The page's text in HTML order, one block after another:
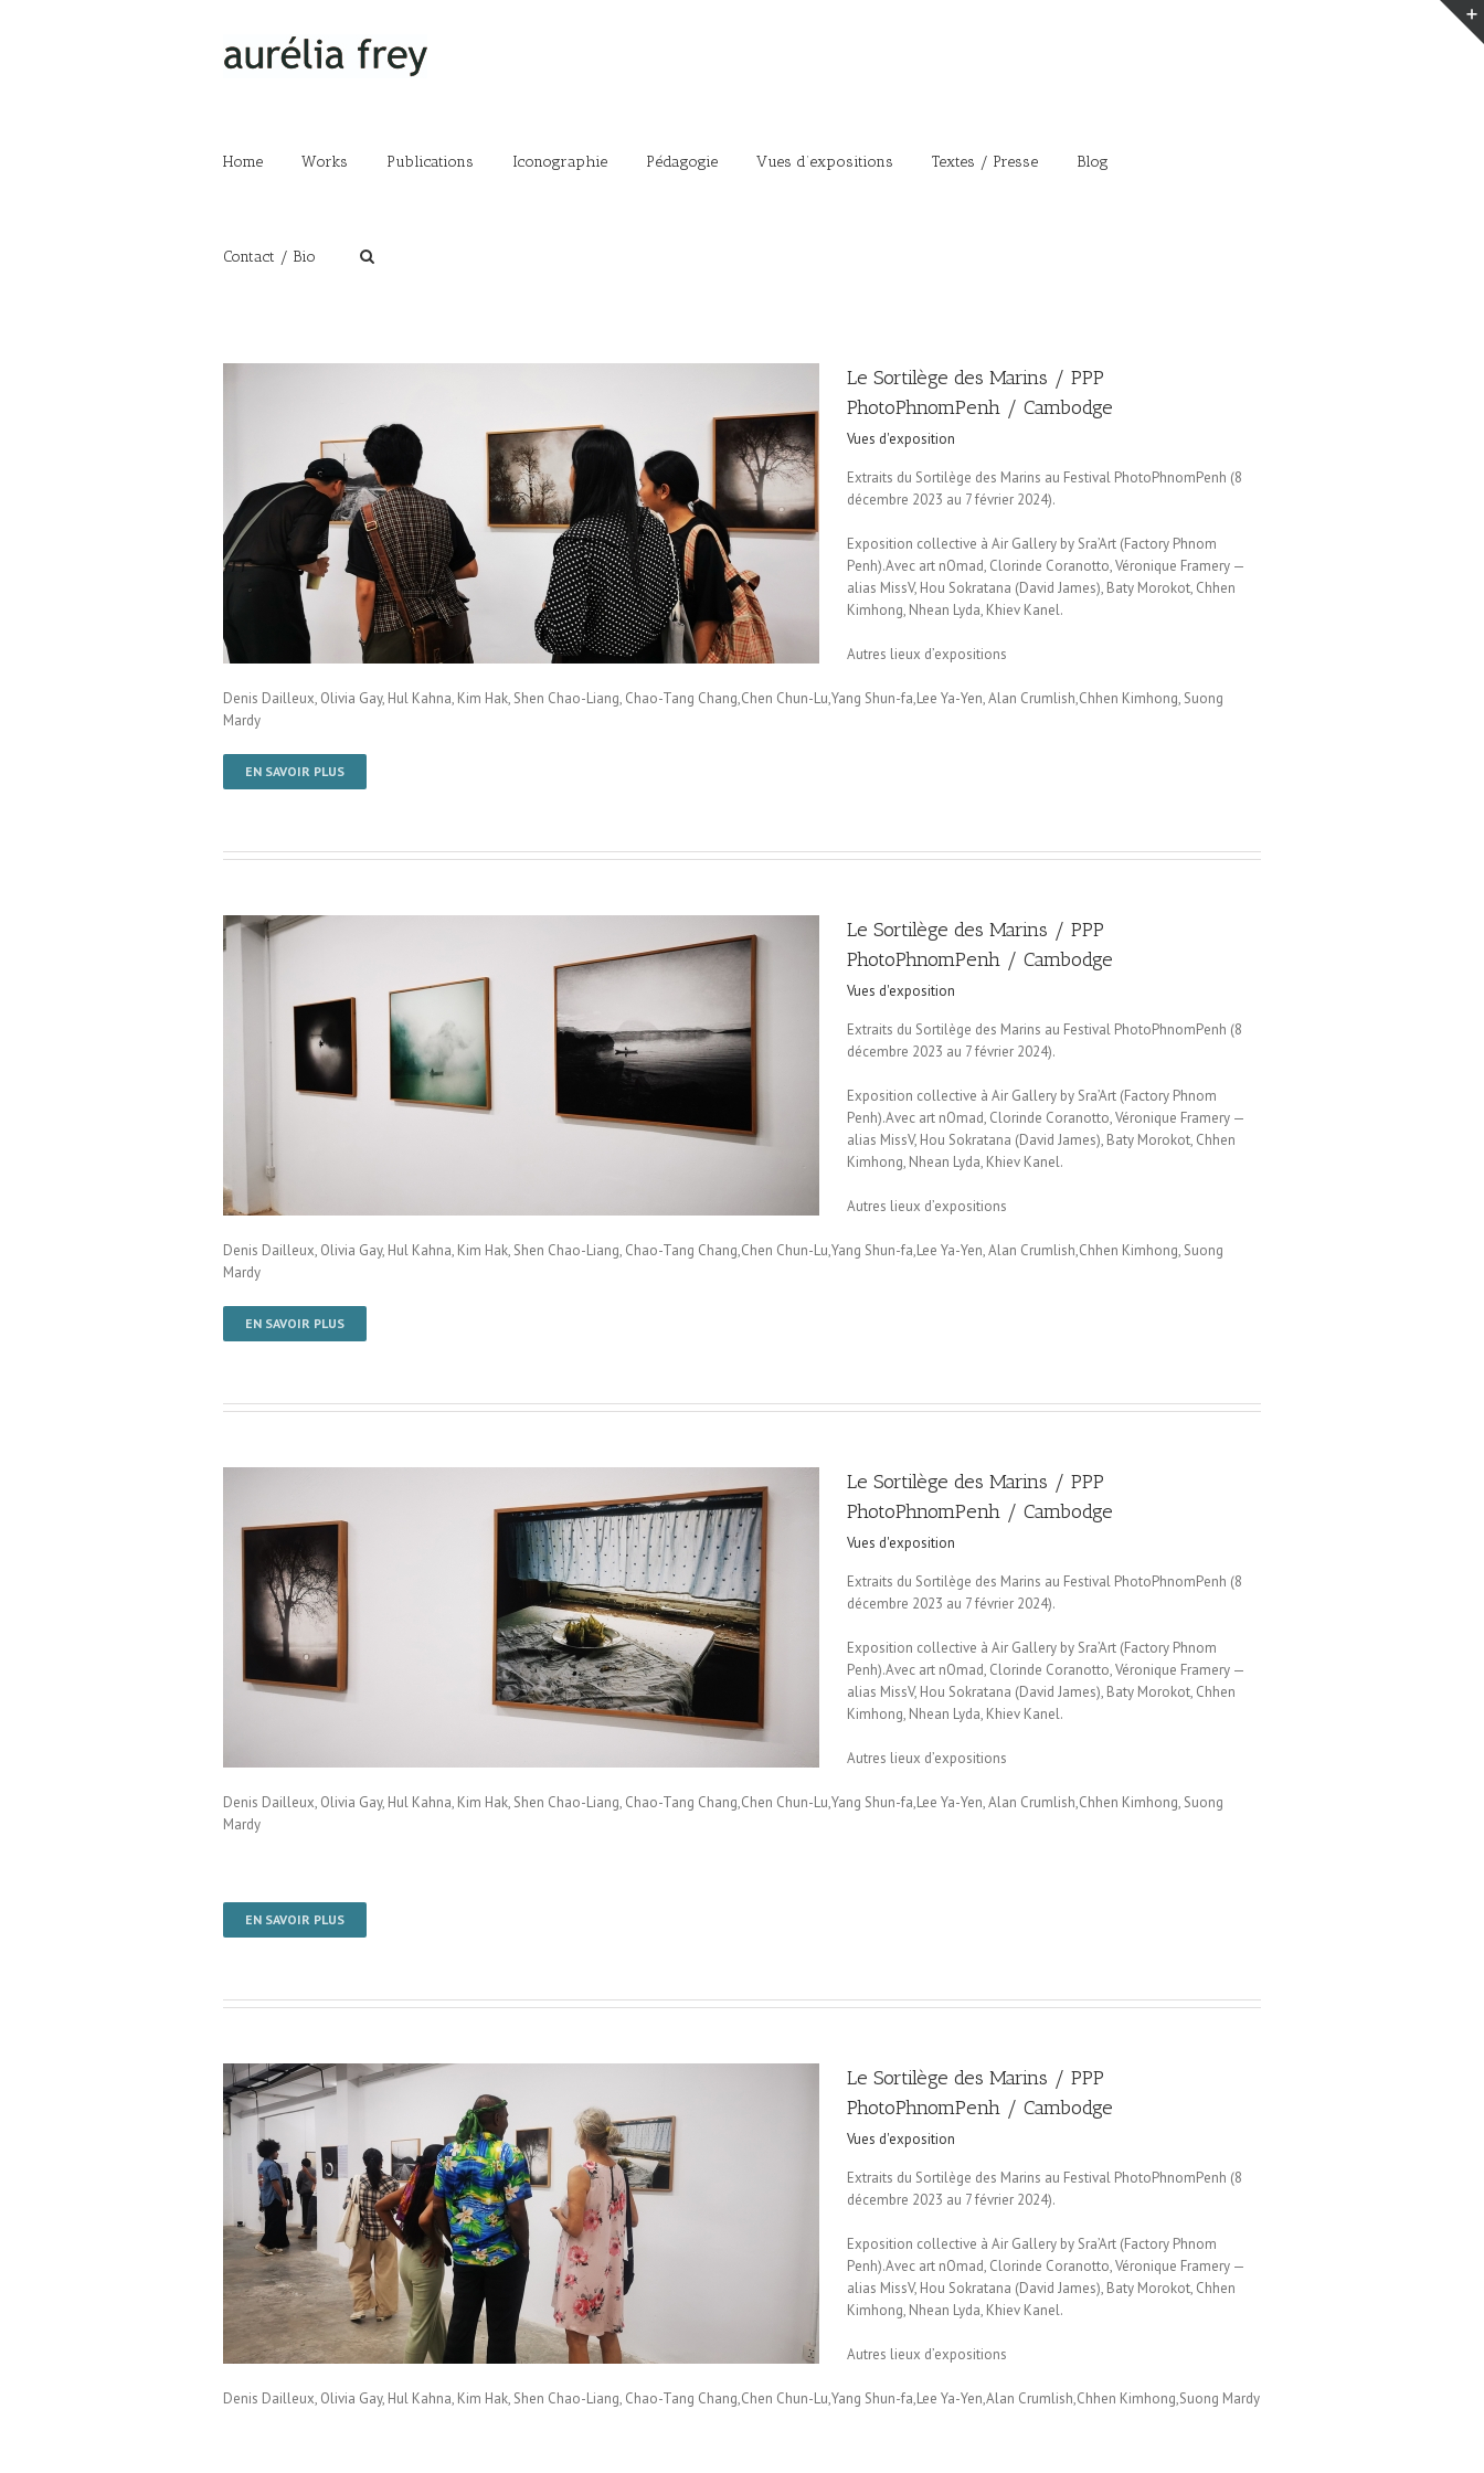
Home Works Publications Iconographie Pédagogie Vues d’expositions Textes / Presse Blog
Contact / Bio
Le Sortilège des Marins / PPP
PhotoPhnomPenh / Cambodge
Vues d'exposition
Extraits du Sortilège des Marins au Festival PhotoPhnomPenh (8
décembre 2023 au 7 février 2024).
Exposition collective à Air Gallery by Sra’Art (Factory Phnom
Penh).Avec art nOmad, Clorinde Coranotto, Véronique Framery —
alias MissV, Hou Sokratana (David James), Baty Morokot, Chhen
Kimhong, Nhean Lyda, Khiev Kanel.
Autres lieux d’expositions
Denis Dailleux, Olivia Gay, Hul Kahna, Kim Hak, Shen Chao-Liang, Chao-Tang Chang,Chen Chun-Lu,Yang Shun-fa,Lee Ya-Yen, Alan Crumlish,Chhen Kimhong, Suong
Mardy
EN SAVOIR PLUS
Le Sortilège des Marins / PPP
PhotoPhnomPenh / Cambodge
Vues d'exposition
Extraits du Sortilège des Marins au Festival PhotoPhnomPenh (8
décembre 2023 au 7 février 2024).
Exposition collective à Air Gallery by Sra’Art (Factory Phnom
Penh).Avec art nOmad, Clorinde Coranotto, Véronique Framery —
alias MissV, Hou Sokratana (David James), Baty Morokot, Chhen
Kimhong, Nhean Lyda, Khiev Kanel.
Autres lieux d’expositions
Denis Dailleux, Olivia Gay, Hul Kahna, Kim Hak, Shen Chao-Liang, Chao-Tang Chang,Chen Chun-Lu,Yang Shun-fa,Lee Ya-Yen, Alan Crumlish,Chhen Kimhong, Suong
Mardy
EN SAVOIR PLUS
Le Sortilège des Marins / PPP
PhotoPhnomPenh / Cambodge
Vues d'exposition
Extraits du Sortilège des Marins au Festival PhotoPhnomPenh (8
décembre 2023 au 7 février 2024).
Exposition collective à Air Gallery by Sra’Art (Factory Phnom
Penh).Avec art nOmad, Clorinde Coranotto, Véronique Framery —
alias MissV, Hou Sokratana (David James), Baty Morokot, Chhen
Kimhong, Nhean Lyda, Khiev Kanel.
Autres lieux d’expositions
Denis Dailleux, Olivia Gay, Hul Kahna, Kim Hak, Shen Chao-Liang, Chao-Tang Chang,Chen Chun-Lu,Yang Shun-fa,Lee Ya-Yen, Alan Crumlish,Chhen Kimhong, Suong
Mardy
EN SAVOIR PLUS
Le Sortilège des Marins / PPP
PhotoPhnomPenh / Cambodge
Vues d'exposition
Extraits du Sortilège des Marins au Festival PhotoPhnomPenh (8
décembre 2023 au 7 février 2024).
Exposition collective à Air Gallery by Sra’Art (Factory Phnom
Penh).Avec art nOmad, Clorinde Coranotto, Véronique Framery —
alias MissV, Hou Sokratana (David James), Baty Morokot, Chhen
Kimhong, Nhean Lyda, Khiev Kanel.
Autres lieux d’expositions
Denis Dailleux, Olivia Gay, Hul Kahna, Kim Hak, Shen Chao-Liang, Chao-Tang Chang,Chen Chun-Lu,Yang Shun-fa,Lee Ya-Yen,Alan Crumlish,Chhen Kimhong,Suong Mardy